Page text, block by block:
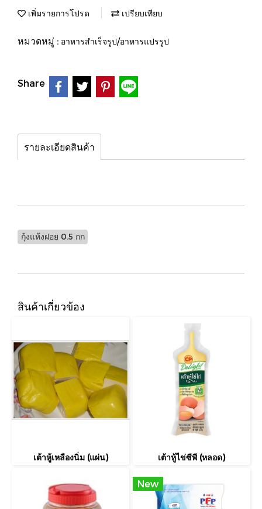
เพิ่มรายการโปรด เปรียบเทียบ
หมวดหมู่ : อาหารสำเร็จรูป/อาหารแปรรูป
Share
รายละเอียดสินค้า
กุ้งแห้งฝอย 0.5 กก
สินค้าเกี่ยวข้อง
เต้าหู้เหลืองนิ่ม (แผ่น) เต้าหู้ไข่ซีพี (หลอด)
New